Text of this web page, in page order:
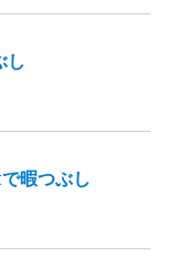
し
暇つぶし